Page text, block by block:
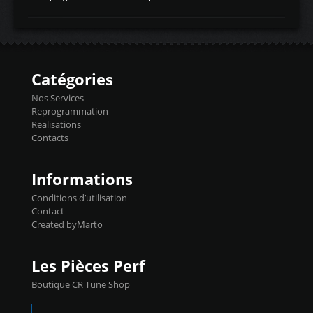
d'admissiontemp ex. pour atmo -30- 80°C
temperaturetemperature ldr moteurtemp
Injecteurs + Flashpro 1370€ TTC Le
précise et performante. Vous pourrez
basculer de la carto sans plomb à Ethanol à
l'aide du flashpro OPTION ECONOMIQUES
Reprog SP 98 sur le calculateur d'origine
450€ TTC Un gain d'environ 10cv et 15nm
Catégories
Nos Services
Reprogrammation
Realisations
Contacts
Informations
Conditions d’utilisation
Contact
Created byMarto
Les Pièces Perf
Boutique CR Tune Shop